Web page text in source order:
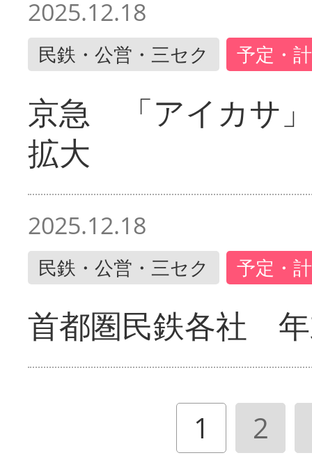
2025.12.18
民鉄・公営・三セク 予定・
京急 「アイカサ
拡大
2025.12.18
民鉄・公営・三セク 予定・
首都圏民鉄各社
1 2